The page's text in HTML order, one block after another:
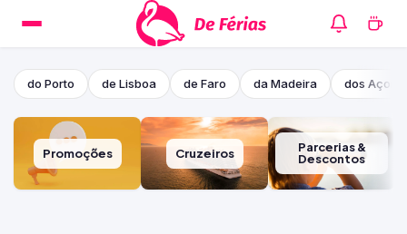
do Porto de Lisboa de Faro da Madeira dos
Promoções Cruzeiros
Parcerias &
Descontos